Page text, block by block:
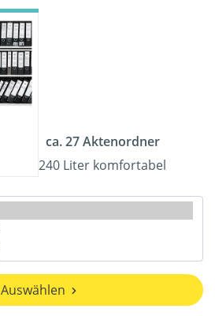
ca. 27 Aktenordner
240 Liter komfortabel
Auswählen